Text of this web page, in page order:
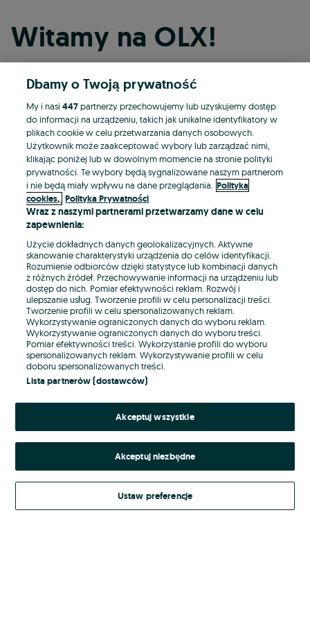
Witamy na OLX!
Kontynuuj przez Facebooka
Kontynuuj przez konto Apple
Kontynuuj przez konto Google
LUB
E-mail
Hasło
Nie pamiętasz hasła?
Zaloguj się
Kontynuując za pośrednictwem jednego z dostawców wskazanych powyżej,
Regulamin serwisuOLX.pl w jego aktualnym brzmieniu.
Dbamy o Twoją prywatność
My i nasi447partnerzy przechowujemy lub uzyskujemy dostęp
do informacji na urządzeniu, takich jak unikalne identyfikatory w
plikach cookie w celu przetwarzania danych osobowych.
Użytkownik może zaakceptować wybory lub zarządzać nimi,
klikając poniżej lub w dowolnym momencie na stronie polityki
prywatności. Te wybory będą sygnalizowane naszym partnerom
i nie będą miały wpływu na dane przeglądania. Polityka
cookies, Polityka Prywatności
Wraz z naszymi partnerami przetwarzamy dane w celu
zapewnienia:
Użycie dokładnych danych geolokalizacyjnych. Aktywne
skanowanie charakterystyki urządzenia do celów identyfikacji.
Rozumienie odbiorców dzięki statystyce lub kombinacji danych
z różnych źródeł. Przechowywanie informacji na urządzeniu lub
dostęp do nich. Pomiar efektywności reklam. Rozwój i
ulepszanie usług. Tworzenie profili w celu personalizacji treści.
Tworzenie profili w celu spersonalizowanych reklam.
Wykorzystywanie ograniczonych danych do wyboru reklam.
Wykorzystywanie ograniczonych danych do wyboru treści.
Pomiar efektywności treści. Wykorzystanie profili do wyboru
spersonalizowanych reklam. Wykorzystywanie profili w celu
doboru spersonalizowanych treści.
Lista partnerów (dostawców)
Akceptuj wszystkie
Akceptuj niezbędne
Ustaw preferencje